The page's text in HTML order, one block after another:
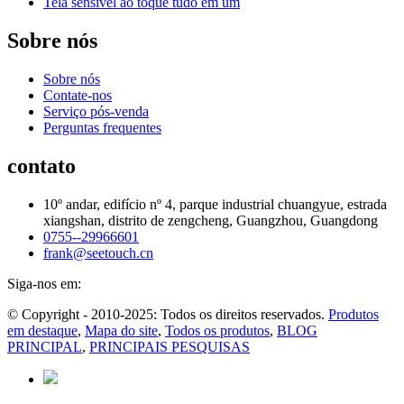
Sobre nós
Sobre nós
Contate-nos
Serviço pós-venda
Perguntas frequentes
contato
10º andar, edifício nº 4, parque industrial chuangyue, estrada
xiangshan, distrito de zengcheng, Guangzhou, Guangdong
0755--29966601
frank@seetouch.cn
Siga-nos em:
© Copyright - 2010-2025: Todos os direitos reservados. Produtos
em destaque, Mapa do site, Todos os produtos, BLOG
PRINCIPAL, PRINCIPAIS PESQUISAS